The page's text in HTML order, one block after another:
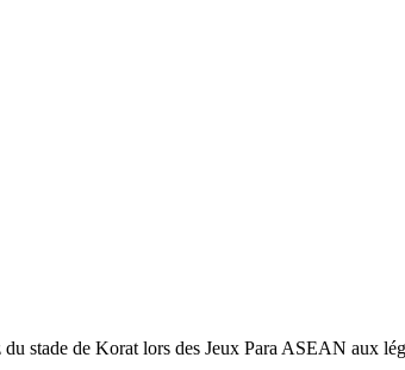
stade de Korat lors des Jeux Para ASEAN aux